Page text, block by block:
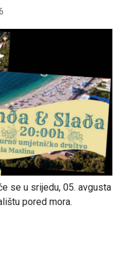
se u srijedu, 05. avgusta
pored mora.